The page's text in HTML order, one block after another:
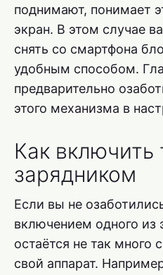
поднимают, понимает
экран. В этом случае
снять со смартфона
удобным способом.
предварительно
этого механизма в
Как включить
зарядником
Если вы не
включением одного из
остаётся не так много
свой аппарат.